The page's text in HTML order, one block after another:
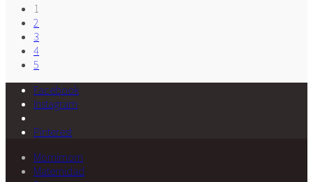
1
2
3
4
5
Facebook
Instagram
Pinterest
Momimom
Maternidad